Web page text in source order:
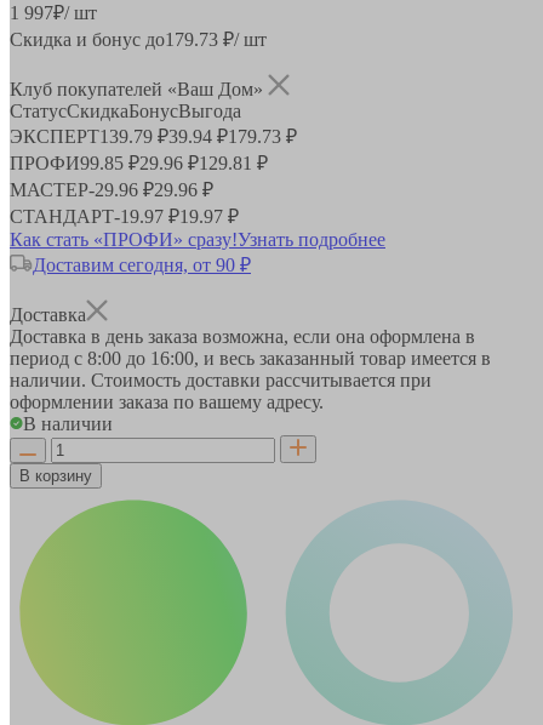
1 997₽/ шт
Скидка и бонус до179.73 ₽/ шт
Клуб покупателей «Ваш Дом»
СтатусСкидкаБонусВыгода
ЭКСПЕРТ139.79 ₽39.94 ₽179.73 ₽
ПРОФИ99.85 ₽29.96 ₽129.81 ₽
МАСТЕР-29.96 ₽29.96 ₽
СТАНДАРТ-19.97 ₽19.97 ₽
Как стать «ПРОФИ» сразу!Узнать подробнее
Доставим сегодня, от 90 ₽
Доставка
Доставка в день заказа возможна, если она оформлена в
период с 8:00 до 16:00, и весь заказанный товар имеется в
наличии. Стоимость доставки рассчитывается при
оформлении заказа по вашему адресу.
В наличии
В корзину